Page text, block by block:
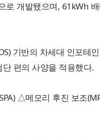
로 개발됐으며,
기반의 차세대 인포테
편의 사양을 적용했다.
△메모리 후진 보조